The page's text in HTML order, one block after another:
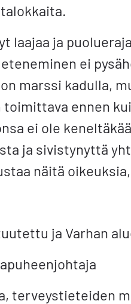
laajaa ja
ei
marssi kadulla,
toimittava ennen
ei ole
ja sivistynyttä
näitä
ja Varhan
terveystieteiden